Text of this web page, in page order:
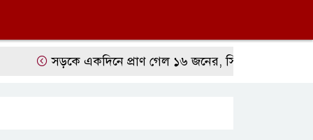
সড়কে একদিনে প্রাণ গেল ১৬ জনের, সিলেটে বাস সংঘর্ষে নিহত